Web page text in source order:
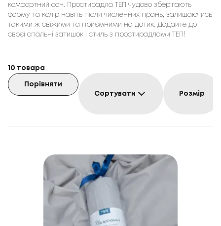
комфортний сон. Простирадла ТЕП чудово зберігають
форму та колір навіть після численних прань, залишаючись
такими ж свіжими та приємними на дотик. Додайте до
своєї спальні затишок і стиль з простирадлами ТЕП!
Порівняти
Сортувати
Розмір
10 товара